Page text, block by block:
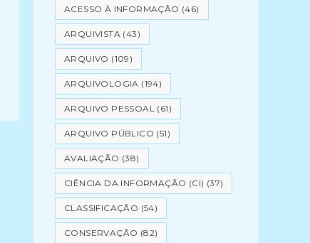
ACESSO À INFORMAÇÃO (46)
ARQUIVISTA (43)
ARQUIVO (109)
ARQUIVOLOGIA (194)
ARQUIVO PESSOAL (61)
ARQUIVO PÚBLICO (51)
AVALIAÇÃO (38)
CIÊNCIA DA INFORMAÇÃO (CI) (37)
CLASSIFICAÇÃO (54)
CONSERVAÇÃO (82)